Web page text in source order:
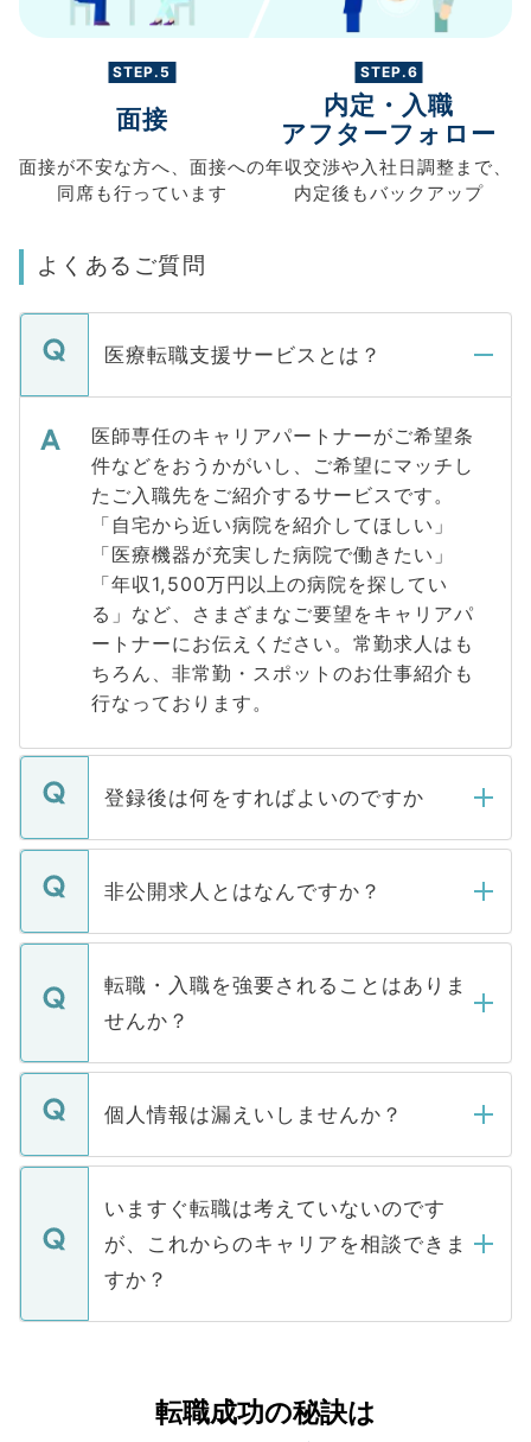
STEP.5
面接
面接が不安な方へ、 面接への
同席も行っています
STEP.6
内定・入職
アフターフォロー
年収交渉や入社日調整まで、
内定後もバックアップ
よくあるご質問
医療転職支援サービスとは？
医師専任のキャリアパートナーがご希望条
件などをおうかがいし、ご希望にマッチし
たご入職先をご紹介するサービスです。
「自宅から近い病院を紹介してほしい」
「医療機器が充実した病院で働きたい」
「年収1,500万円以上の病院を探してい
る」など、さまざまなご要望をキャリアパ
ートナーにお伝えください。常勤求人はも
ちろん、非常勤・スポットのお仕事紹介も
行なっております。
登録後は何をすればよいのですか
ご登録いただきましたら、弊社担当者がご
登録内容を確認し、その後メールもしくは
ます。通常、5営業日以内にはご連絡をせて
いただきますので、しばらくお待ちくださ
非公開求人とはなんですか？
マイナビDOCTORで取り扱っている求人の
うち約3割は、Webサイトからご覧いただ
けない「非公開求人」です。非公開求人は
下記の理由によって、一般には公開してい
ません。
■応募殺到を避けるため 人気のある医療機
関を公にしてしまうと、応募が殺到する場
に、医療機関が求める条件に合った人材の
みを人材紹介会社に依頼するケースが増え
ています。
転職・入職を強要されることはありま
せんか？
転職・入職を強要することは一切ありませ
ん。また、仮に応募先から内定をいただい
定を承諾する必要はありません。内定先へ
の辞退の連絡はキャリアパートナーが行い
個人情報は漏えいしませんか？
個人情報が漏えいすることはありませんの
で、ご安心ください。当サイトからの登録
などで収集したご登録者様の個人情報は、
ご本人のキャリアアップおよび転職活動の
支援を目的に使用いたします。お預かりし
ているすべての個人データはご本人の許可
は、個人情報の取り扱いについての厳密な
いますぐ転職は考えていないのです
が、これからのキャリアを相談できま
すか？
かがいして、現在の医療機関の状況や紹介
経験をまじえながら、適切なアドバイスを
転職成功の秘訣は